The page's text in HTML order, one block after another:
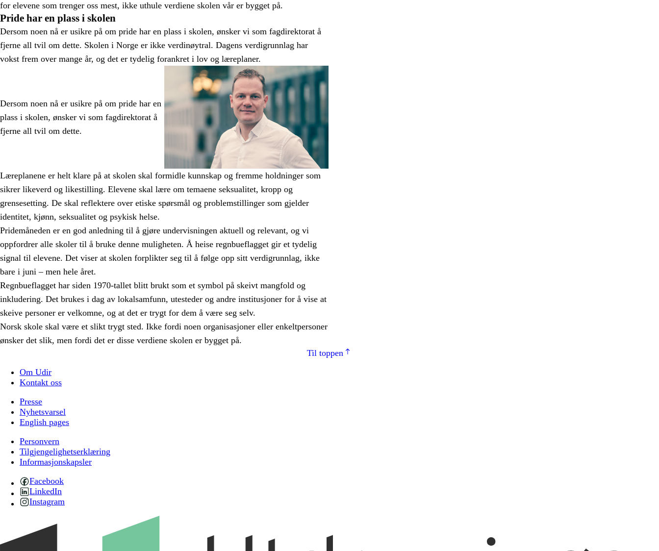
for elevene som trenger oss mest, ikke uthule verdiene skolen vår er bygget på.
Pride har en plass i skolen
Dersom noen nå er usikre på om pride har en plass i skolen, ønsker vi som fagdirektorat å
fjerne all tvil om dette. Skolen i Norge er ikke verdinøytral. Dagens verdigrunnlag har
vokst frem over mange år, og det er tydelig forankret i lov og læreplaner.
Dersom noen nå er usikre på om pride har en
plass i skolen, ønsker vi som fagdirektorat å
fjerne all tvil om dette.
Læreplanene er helt klare på at skolen skal formidle kunnskap og fremme holdninger som
sikrer likeverd og likestilling. Elevene skal lære om temaene seksualitet, kropp og
grensesetting. De skal reflektere over etiske spørsmål og problemstillinger som gjelder
identitet, kjønn, seksualitet og psykisk helse.
Pridemåneden er en god anledning til å gjøre undervisningen aktuell og relevant, og vi
oppfordrer alle skoler til å bruke denne muligheten. Å heise regnbueflagget gir et tydelig
signal til elevene. Det viser at skolen forplikter seg til å følge opp sitt verdigrunnlag, ikke
bare i juni – men hele året.
Regnbueflagget har siden 1970-tallet blitt brukt som et symbol på skeivt mangfold og
inkludering. Det brukes i dag av lokalsamfunn, utesteder og andre institusjoner for å vise at
skeive personer er velkomne, og at det er trygt for dem å være seg selv.
Norsk skole skal være et slikt trygt sted. Ikke fordi noen organisasjoner eller enkeltpersoner
ønsker det slik, men fordi det er disse verdiene skolen er bygget på.
Til toppen
Om Udir
Kontakt oss
Presse
Nyhetsvarsel
English pages
Personvern
Tilgjengelighetserklæring
Informasjonskapsler
Facebook
LinkedIn
Instagram